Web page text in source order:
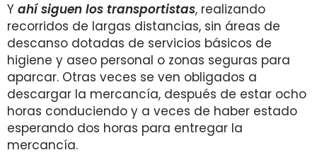
Y ahí siguen los transportistas, realizando
recorridos de largas distancias, sin áreas de
descanso dotadas de servicios básicos de
higiene y aseo personal o zonas seguras para
aparcar. Otras veces se ven obligados a
descargar la mercancía, después de estar ocho
horas conduciendo y a veces de haber estado
esperando dos horas para entregar la
mercancía.